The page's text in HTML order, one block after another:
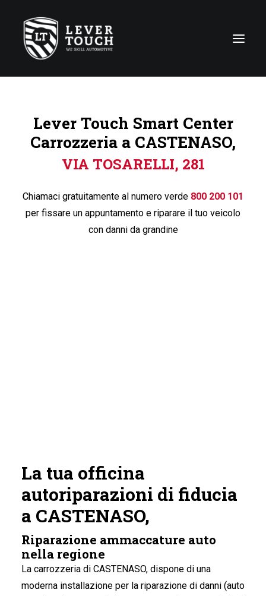
Linee di servizio
Carrozzerie
Chi siamo
News
Contattaci
Lever Touch Smart Center
Carrozzeria a CASTENASO,
VIA TOSARELLI, 281
Chiamaci gratuitamente al numero verde 800 200 101
per fissare un appuntamento e riparare il tuo veicolo
con danni da grandine
La tua officina
autoriparazioni di fiducia
a CASTENASO,
Riparazione ammaccature auto
nella regione
La carrozzeria di CASTENASO, dispone di una
moderna installazione per la riparazione di danni (auto